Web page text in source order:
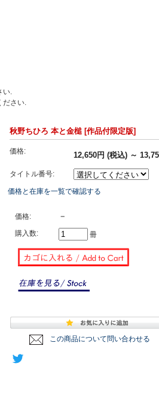
い.
ださい.
秋野ちひろ 本と金槌 [作品付限定版]
価格: 12,650円 (税込) ～
タイトル番号:
価格と在庫を一覧で確認する
価格: －
購入数: 冊
この商品について問い合わせる